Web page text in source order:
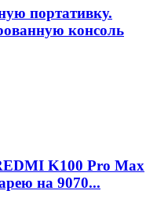
портативку.
консоль
K100 Pro Max
на 9070...